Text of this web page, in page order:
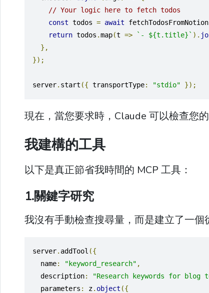
// Your logic here to fetch todos
const todos = await fetchTodosFromNotion
return todos .map(t => `- ${t.title}` ).
},
});
server. start ({ transportType: "stdio" });
現在，當您要求時，Claude 可以檢查您的
我建構的工具
以下是真正節省我時間的 MCP 工具：
1.關鍵字研究
我沒有手動檢查搜尋量，而是建立了一個
server. addTool ({
  name
: "keyword_research" ,
  description
: "Research keywords for blog
  parameters
: z. object ({